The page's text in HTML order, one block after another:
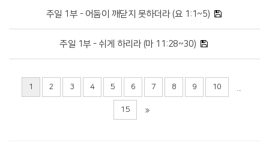
주일 1부 - 어둠이 깨닫지 못하더라 (요 1:1~5)
주일 1부 - 쉬게 하리라 (마 11:28~30)
1 2 3 4 5 6 7 8 9 10
15